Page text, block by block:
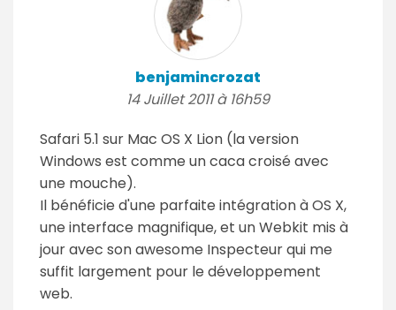
benjamincrozat
14 Juillet 2011 à 16h59
Safari 5.1 sur Mac OS X Lion (la version
Windows est comme un caca croisé avec
une mouche).
Il bénéficie d'une parfaite intégration à OS X,
une interface magnifique, et un Webkit mis à
jour avec son awesome Inspecteur qui me
suffit largement pour le développement
web.